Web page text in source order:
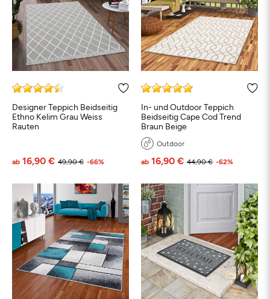
Designer Teppich Beidseitig
Ethno Kelim Grau Weiss
Rauten
49,90 €
ab 16,90 € -66%
In- und Outdoor Teppich
Beidseitig Cape Cod Trend
Braun Beige
Outdoor
44,90 €
ab 16,90 € -62%